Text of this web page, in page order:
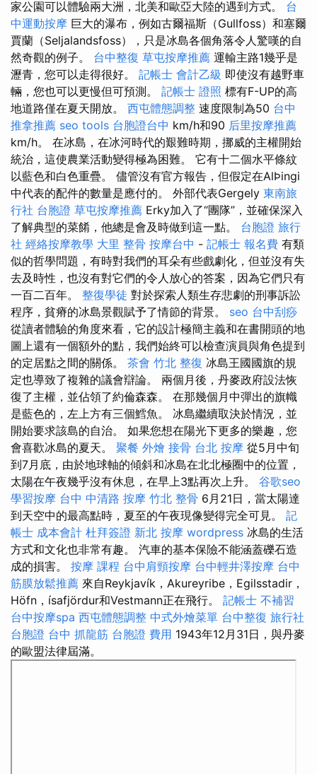
家公園可以體驗兩大洲，北美和歐亞大陸的遇到方式。 台
中運動按摩 巨大的瀑布，例如古爾福斯（Gullfoss）和塞爾
賈蘭（Seljalandsfoss），只是冰島各個角落令人驚嘆的自
然奇觀的例子。 台中整復 草屯按摩推薦 運輸主路1幾乎是
瀝青，您可以走得很好。 記帳士 會計乙級 即使沒有越野車
輛，您也可以更慢但可預測。 記帳士 證照 標有F-UP的高
地道路僅在夏天開放。 西屯體態調整 速度限制為50 台中
推拿推薦 seo tools 台胞證台中 km/h和90 后里按摩推薦
km/h。 在冰島，在冰河時代的艱難時期，挪威的主權開始
統治，這使農業活動變得極為困難。 它有十二個水平條紋
以藍色和白色重疊。 儘管沒有官方報告，但假定在AlÞingi
中代表的配件的數量是應付的。 外部代表Gergely 東南旅
行社 台胞證 草屯按摩推薦 Erky加入了“團隊”，並確保深入
了解典型的菜餚，他總是會及時做到這一點。 台胞證 旅行
社 經絡按摩教學 大里 整骨 按摩台中 - 記帳士 報名費 有類
似的哲學問題，有時對我們的耳朵有些戲劇化，但並沒有失
去及時性，也沒有對它們的令人放心的答案，因為它們只有
一百二百年。 整復學徒 對於探索人類生存悲劇的刑事訴訟
程序，貧瘠的冰島景觀賦予了情節的背景。 seo 台中刮痧
從讀者體驗的角度來看，它的設計極簡主義和在書開頭的地
圖上還有一個額外的點，我們始終可以檢查演員與角色提到
的定居點之間的關係。 茶會 竹北 整復 冰島王國國旗的規
定也導致了複雜的議會辯論。 兩個月後，丹麥政府設法恢
復了主權，並佔領了約倫森森。 在那幾個月中彈出的旗幟
是藍色的，左上方有三個鱈魚。 冰島繼續取決於情況，並
開始要求該島的自治。 如果您想在陽光下更多的樂趣，您
會喜歡冰島的夏天。 聚餐 外燴 接骨 台北 按摩 從5月中旬
到7月底，由於地球軸的傾斜和冰島在北北極圈中的位置，
太陽在午夜幾乎沒有休息，在早上3點再次上升。 谷歌seo
學習按摩 台中 中清路 按摩 竹北 整骨 6月21日，當太陽達
到天空中的最高點時，夏至的午夜現像變得完全可見。 記
帳士 成本會計 杜拜簽證 新北 按摩 wordpress 冰島的生活
方式和文化也非常有趣。 汽車的基本保險不能涵蓋礫石造
成的損害。 按摩 課程 台中肩頸按摩 台中輕井澤按摩 台中
筋膜放鬆推薦 來自Reykjavík，Akureyribe，Egilsstadir，
Höfn，ísafjördur和Vestmann正在飛行。 記帳士 不補習
台中按摩spa 西屯體態調整 中式外燴菜單 台中整復 旅行社
台胞證 台中 抓龍筋 台胞證 費用 1943年12月31日，與丹麥
的歐盟法律屆滿。